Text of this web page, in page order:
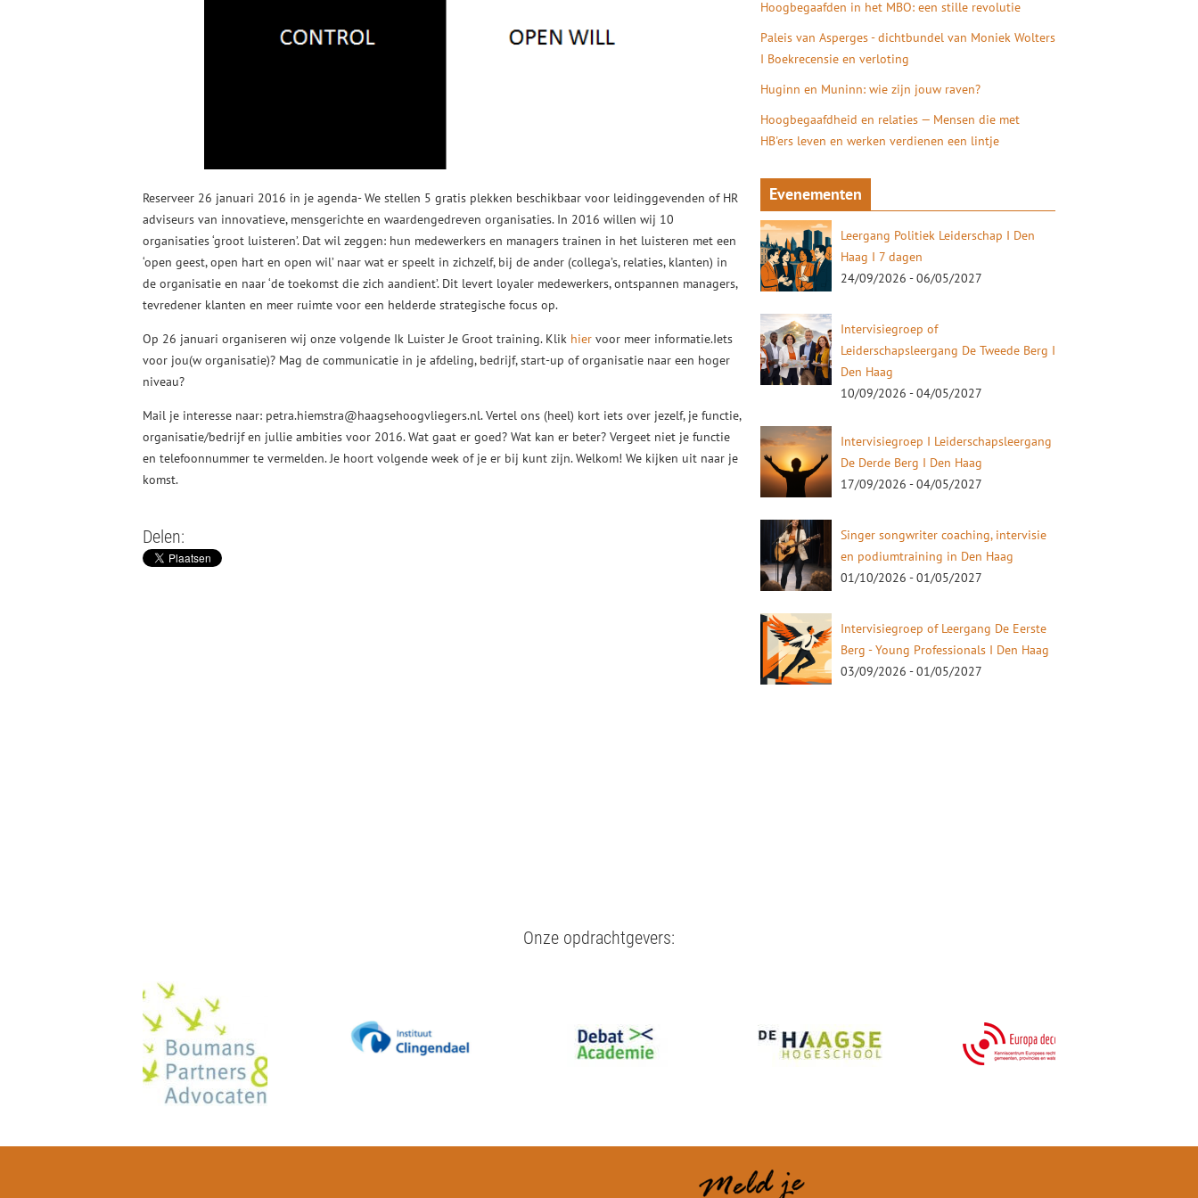
Reserveer 26 januari 2016 in je agenda- We stellen 5 gratis plekken beschikbaar voor leidinggevenden of HR
adviseurs van innovatieve, mensgerichte en waardengedreven organisaties. In 2016 willen wij 10
organisaties ‘groot luisteren’. Dat wil zeggen: hun medewerkers en managers trainen in het luisteren met een
‘open geest, open hart en open wil’ naar wat er speelt in zichzelf, bij de ander (collega’s, relaties, klanten) in
de organisatie en naar ‘de toekomst die zich aandient’. Dit levert loyaler medewerkers, ontspannen managers,
tevredener klanten en meer ruimte voor een helderde strategische focus op.
Op 26 januari organiseren wij onze volgende Ik Luister Je Groot training. Klik hier voor meer informatie.Iets
voor jou(w organisatie)? Mag de communicatie in je afdeling, bedrijf, start-up of organisatie naar een hoger
niveau?
Mail je interesse naar: petra.hiemstra@haagsehoogvliegers.nl. Vertel ons (heel) kort iets over jezelf, je functie,
organisatie/bedrijf en jullie ambities voor 2016. Wat gaat er goed? Wat kan er beter? Vergeet niet je functie
en telefoonnummer te vermelden. Je hoort volgende week of je er bij kunt zijn. Welkom! We kijken uit naar je
komst.
Delen:
Hoogbegaafden in het MBO: een stille revolutie
Paleis van Asperges - dichtbundel van Moniek Wolters
I Boekrecensie en verloting
Huginn en Muninn: wie zijn jouw raven?
Hoogbegaafdheid en relaties — Mensen die met
HB'ers leven en werken verdienen een lintje
Evenementen
Leergang Politiek Leiderschap I Den
Haag I 7 dagen
24/09/2026 - 06/05/2027
Intervisiegroep of
Leiderschapsleergang De Tweede Berg I
Den Haag
10/09/2026 - 04/05/2027
Intervisiegroep I Leiderschapsleergang
De Derde Berg I Den Haag
17/09/2026 - 04/05/2027
Singer songwriter coaching, intervisie
en podiumtraining in Den Haag
01/10/2026 - 01/05/2027
Intervisiegroep of Leergang De Eerste
Berg - Young Professionals I Den Haag
03/09/2026 - 01/05/2027
Onze opdrachtgevers: